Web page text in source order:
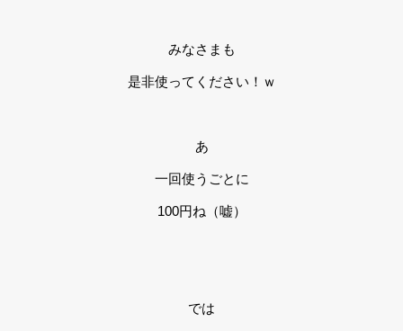
みなさまも
是非使ってください！ｗ
あ
一回使うごとに
100円ね（嘘）
では